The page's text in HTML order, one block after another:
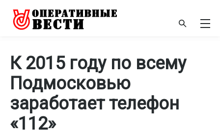
К 2015 году по всему
Подмосковью
заработает телефон
«112»